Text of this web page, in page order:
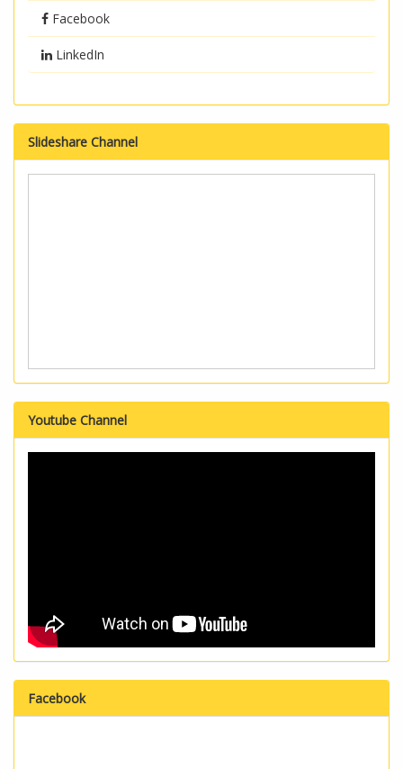
Facebook
LinkedIn
Slideshare Channel
Youtube Channel
Facebook